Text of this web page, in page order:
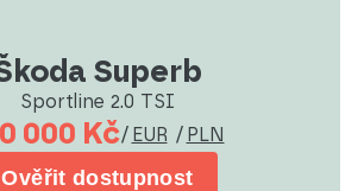
Škoda Superb
Sportline 2.0 TSI
000 Kč/ EUR / PLN
Ověřit dostupnost